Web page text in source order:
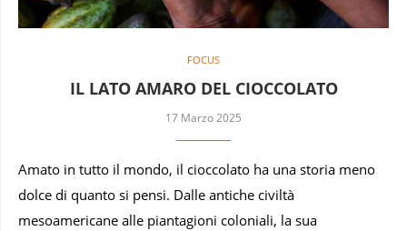
FOCUS
IL LATO AMARO DEL CIOCCOLATO
17 Marzo 2025
Amato in tutto il mondo, il cioccolato ha una storia meno
dolce di quanto si pensi. Dalle antiche civiltà
mesoamericane alle piantagioni coloniali, la sua